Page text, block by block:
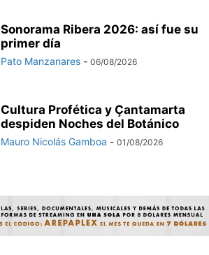
Sonorama Ribera 2026: así fue su
primer día
Pato Manzanares - 06/08/2026
Cultura Profética y Çantamarta
despiden Noches del Botánico
Mauro Nicolás Gamboa - 01/08/2026